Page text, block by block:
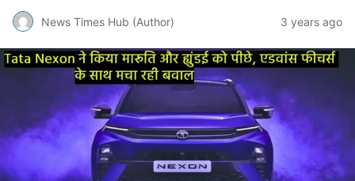
News Times Hub (Author) 3 years ago